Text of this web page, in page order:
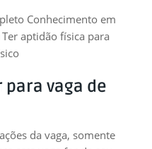
Conhecimento em
aptidão física para
vaga de
da vaga, somente